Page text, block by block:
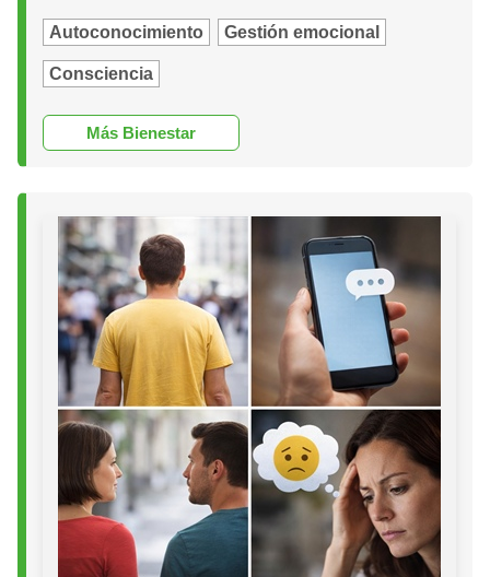
Autoconocimiento Gestión emocional
Consciencia
Más Bienestar